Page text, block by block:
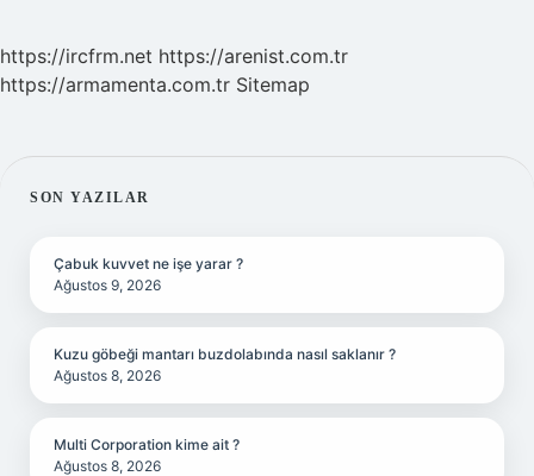
https://ircfrm.net https://arenist.com.tr
https://armamenta.com.tr Sitemap
SIDEBAR
SON YAZILAR
Çabuk kuvvet ne işe yarar ?
Ağustos 9, 2026
Kuzu göbeği mantarı buzdolabında nasıl saklanır ?
Ağustos 8, 2026
Multi Corporation kime ait ?
Ağustos 8, 2026